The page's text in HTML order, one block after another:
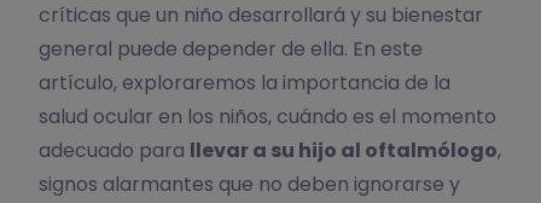
críticas que un niño desarrollará y su bienestar
general puede depender de ella. En este
artículo, exploraremos la importancia de la
salud ocular en los niños, cuándo es el momento
adecuado para llevar a su hijo al oftalmólogo,
signos alarmantes que no deben ignorarse y